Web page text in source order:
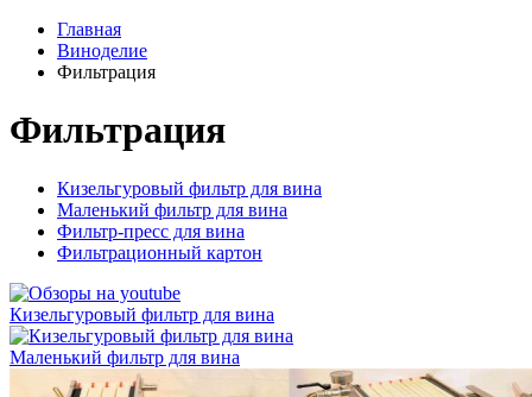
Главная
Виноделие
Фильтрация
Фильтрация
Кизельгуровый фильтр для вина
Маленький фильтр для вина
Фильтр-пресс для вина
Фильтрационный картон
Кизельгуровый фильтр для вина
Маленький фильтр для вина